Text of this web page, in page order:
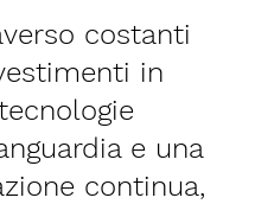
costanti
in
e una
continua,